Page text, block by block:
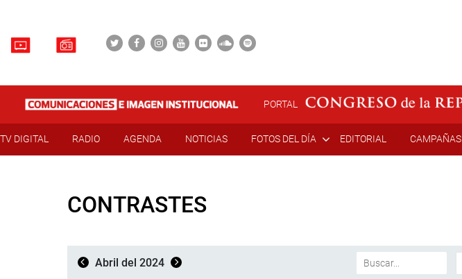
PORTAL
TV DIGITAL RADIO AGENDA NOTICIAS FOTOS DEL DÍA EDITORIAL CAMPAÑAS
CONTRASTES
Abril del 2024